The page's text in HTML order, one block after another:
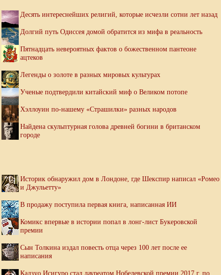
Десять интереснейших религий, которые исчезли сотни лет назад
Долгий путь Одиссея домой обратится из мифа в реальность
Пятнадцать невероятных фактов о божественном пантеоне
ацтеков
Легенды о золоте в разных мировых культурах
Ученые подтвердили китайский миф о Великом потопе
Хэллоуин по-нашему «Страшилки» разных народов
Найдена скульптурная голова древней богини в британском
городе
Историк обнаружил дом в Лондоне, где Шекспир написал «Ромео
и Джульетту»
В продажу поступила первая книга, написанная ИИ
Комикс впервые в истории попал в лонг-лист Букеровской
премии
Сын Толкина издал повесть отца через 100 лет после ее
написания
Кадзуо Исигуро стал лауреатом Нобелевской премии 2017 г. по